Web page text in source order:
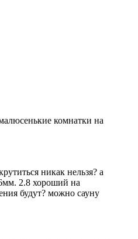
комнатки на
никак нельзя? а
2.8 хороший на
будут? можно сауну